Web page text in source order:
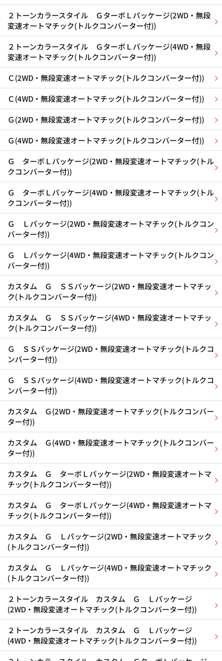
２トーンカラースタイル ＧターボＬパッケージ(2WD・無段
変速オートマチック(トルクコンバーター付))
２トーンカラースタイル ＧターボＬパッケージ(4WD・無段
変速オートマチック(トルクコンバーター付))
Ｃ(2WD・無段変速オートマチック(トルクコンバーター付))
Ｃ(4WD・無段変速オートマチック(トルクコンバーター付))
Ｇ(2WD・無段変速オートマチック(トルクコンバーター付))
Ｇ(4WD・無段変速オートマチック(トルクコンバーター付))
Ｇ ターボＬパッケージ(2WD・無段変速オートマチック(トル
クコンバーター付))
Ｇ ターボＬパッケージ(4WD・無段変速オートマチック(トル
クコンバーター付))
Ｇ Ｌパッケージ(2WD・無段変速オートマチック(トルクコン
バーター付))
Ｇ Ｌパッケージ(4WD・無段変速オートマチック(トルクコン
バーター付))
カスタム Ｇ ＳＳパッケージ(2WD・無段変速オートマチッ
ク(トルクコンバーター付))
カスタム Ｇ ＳＳパッケージ(4WD・無段変速オートマチッ
ク(トルクコンバーター付))
Ｇ ＳＳパッケージ(2WD・無段変速オートマチック(トルクコ
ンバーター付))
Ｇ ＳＳパッケージ(4WD・無段変速オートマチック(トルクコ
ンバーター付))
カスタム Ｇ(2WD・無段変速オートマチック(トルクコンバー
ター付))
カスタム Ｇ(4WD・無段変速オートマチック(トルクコンバー
ター付))
カスタム Ｇ ターボＬパッケージ(2WD・無段変速オートマ
チック(トルクコンバーター付))
カスタム Ｇ ターボＬパッケージ(4WD・無段変速オートマ
チック(トルクコンバーター付))
カスタム Ｇ Ｌパッケージ(2WD・無段変速オートマチック
(トルクコンバーター付))
カスタム Ｇ Ｌパッケージ(4WD・無段変速オートマチック
(トルクコンバーター付))
２トーンカラースタイル カスタム Ｇ Ｌパッケージ
(2WD・無段変速オートマチック(トルクコンバーター付))
２トーンカラースタイル カスタム Ｇ Ｌパッケージ
(4WD・無段変速オートマチック(トルクコンバーター付))